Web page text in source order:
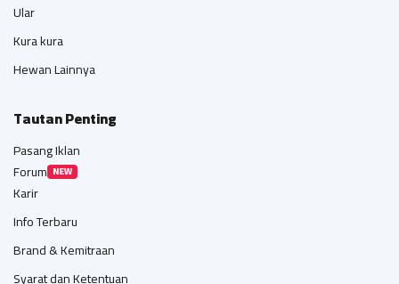
Ular
Kura kura
Hewan Lainnya
Tautan Penting
Pasang Iklan
Forum NEW
Karir
Info Terbaru
Brand & Kemitraan
Syarat dan Ketentuan